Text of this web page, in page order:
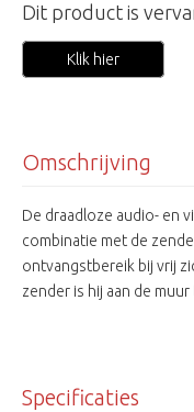
Dit product is
Klik hier
Omschrijving
De draadloze audio- en
combinatie met de
ontvangstbereik bij vrij
zender is hij aan de
Specificaties